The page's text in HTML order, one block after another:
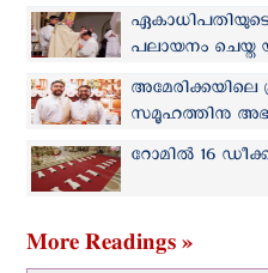
പലായനം ചെയ്ത
വിദ്യാർത്ഥി
അമേരിക്കയിലെ
സമൂഹത്തിനു
തിരുപ്പട്ടം
റോമില്‍ 16
More Readings »